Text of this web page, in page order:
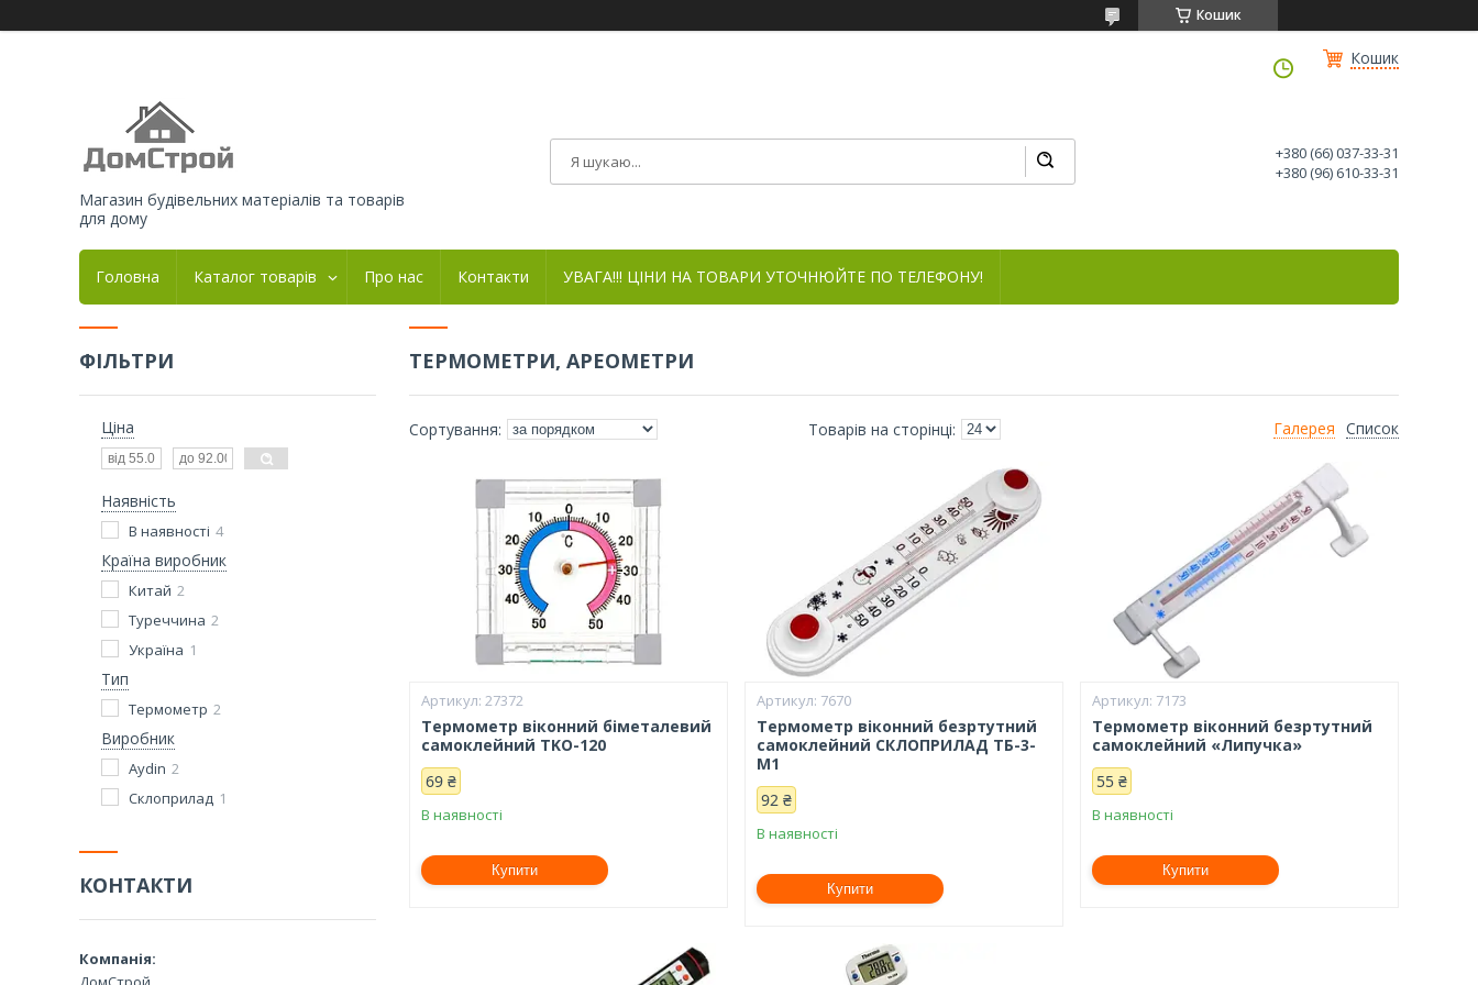
Кошик
Кошик
Магазин будівельних матеріалів та товарів
для дому
+380 (66) 037-33-31
+380 (96) 610-33-31
Головна Каталог товарів Про нас Контакти УВАГА!!! ЦІНИ НА ТОВАРИ УТОЧНЮЙТЕ ПО ТЕЛЕФОНУ!
ТЕРМОМЕТРИ, АРЕОМЕТРИ
Галерея Список
27372
Термометр віконний біметалевий
самоклейний TKO-120
69 ₴
В наявності
Купити
7670
Термометр віконний безртутний
самоклейний СКЛОПРИЛАД ТБ-3-
М1
92 ₴
В наявності
Купити
7173
Термометр віконний безртутний
самоклейний «Липучка»
55 ₴
В наявності
Купити
ФІЛЬТРИ
Ціна
Наявність
В наявності 4
Країна виробник
Китай 2
Туреччина 2
Україна 1
Тип
Термометр 2
Виробник
Aydin 2
Склоприлад 1
КОНТАКТИ